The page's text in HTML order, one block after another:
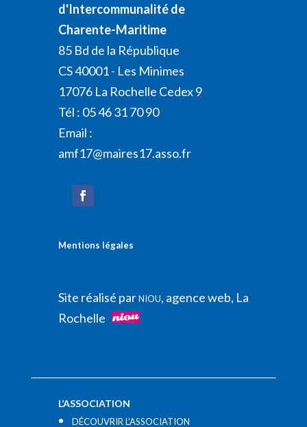
d'Intercommunalité de
Charente-Maritime
85 Bd de la République
CS 40001 - Les Minimes
17076 La Rochelle Cedex 9
Tél : 05 46 31 70 90
Email :
amf17@maires17.asso.fr
Mentions légales
Site réalisé parNIOU, agence web, La
Rochelle
L’ASSOCIATION
DÉCOUVRIR L’ASSOCIATION